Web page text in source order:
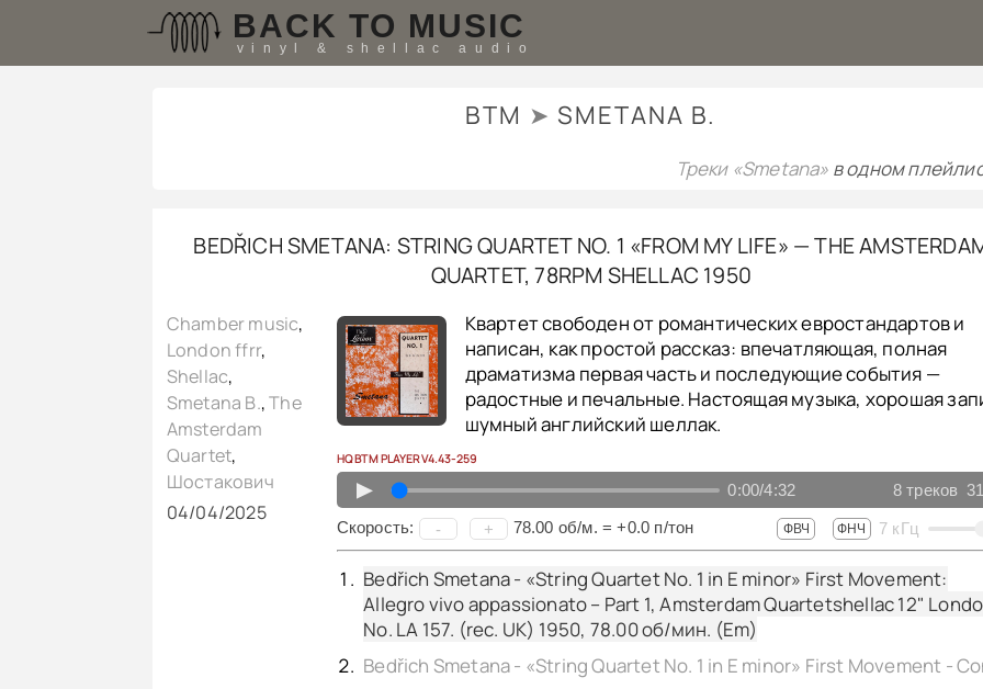
BACK TO MUSIC
vinyl & shellac audio
BTM ➤ SMETANA B.
Треки «Smetana» в одном
BEDŘICH SMETANA: STRING QUARTET NO. 1 «FROM MY LIFE» — THE
QUARTET, 78RPM SHELLAC 1950
Chamber music,
London ffrr,
Shellac,
Smetana B.,The
Amsterdam
Quartet,
Шостакович
04/04/2025
Квартет свободен от романтических евростандартов и
написан, как простой рассказ: впечатляющая, полная
драматизма первая часть и последующие события —
радостные и печальные. Настоящая музыка, хорошая
шумный английский шеллак.
HQ BTM PLAYER V4.43-259
▲ 0:00/4:32 8 треков
Cкорость: - + 78.00 об/м. =+0.0 п/тон ФВЧ ФНЧ 7 кГц
Bedřich Smetana - «String Quartet No. 1 in E minor» First Movement:
Allegro vivo appassionato – Part 1, Amsterdam Quartetshellac 12"
No. LA 157. (rec. UK) 1950, 78.00об/мин. (Em)